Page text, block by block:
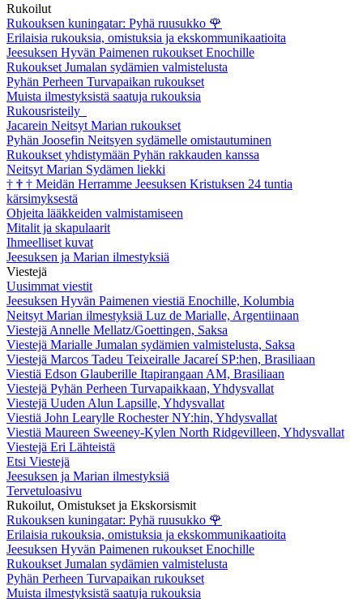
Rukoilut
Rukouksen kuningatar: Pyhä ruusukko 🌹
Erilaisia rukouksia, omistuksia ja ekskommunikaatioita
Jeesuksen Hyvän Paimenen rukoukset Enochille
Rukoukset Jumalan sydämien valmistelusta
Pyhän Perheen Turvapaikan rukoukset
Muista ilmestyksistä saatuja rukouksia
Rukousristeily
Jacarein Neitsyt Marian rukoukset
Pyhän Joosefin Neitsyen sydämelle omistautuminen
Rukoukset yhdistymään Pyhän rakkauden kanssa
Neitsyt Marian Sydämen liekki
† † † Meidän Herramme Jeesuksen Kristuksen 24 tuntia
kärsimyksestä
Ohjeita lääkkeiden valmistamiseen
Mitalit ja skapulaarit
Ihmeelliset kuvat
Jeesuksen ja Marian ilmestyksiä
Viestejä
Uusimmat viestit
Jeesuksen Hyvän Paimenen viestiä Enochille, Kolumbia
Neitsyt Marian ilmestyksiä Luz de Marialle, Argentiinaan
Viestejä Annelle Mellatz/Goettingen, Saksa
Viestejä Marialle Jumalan sydämien valmistelusta, Saksa
Viestejä Marcos Tadeu Teixeiralle Jacareí SP:hen, Brasiliaan
Viestiä Edson Glauberille Itapirangaan AM, Brasiliaan
Viestejä Pyhän Perheen Turvapaikkaan, Yhdysvallat
Viestejä Uuden Alun Lapsille, Yhdysvallat
Viestiä John Learylle Rochester NY:hin, Yhdysvallat
Viestiä Maureen Sweeney-Kylen North Ridgevilleen, Yhdysvallat
Viestejä Eri Lähteistä
Etsi Viestejä
Jeesuksen ja Marian ilmestyksiä
Tervetuloasivu
Rukoilut, Omistukset ja Ekskorsismit
Rukouksen kuningatar: Pyhä ruusukko 🌹
Erilaisia rukouksia, omistuksia ja ekskommunikaatioita
Jeesuksen Hyvän Paimenen rukoukset Enochille
Rukoukset Jumalan sydämien valmistelusta
Pyhän Perheen Turvapaikan rukoukset
Muista ilmestyksistä saatuja rukouksia